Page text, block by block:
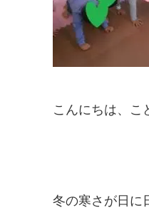
こんにちは、こ
冬の寒さが日に